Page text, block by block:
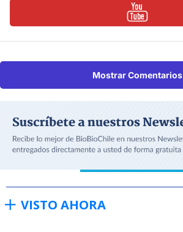
Mostrar Comentarios
VISTO AHORA